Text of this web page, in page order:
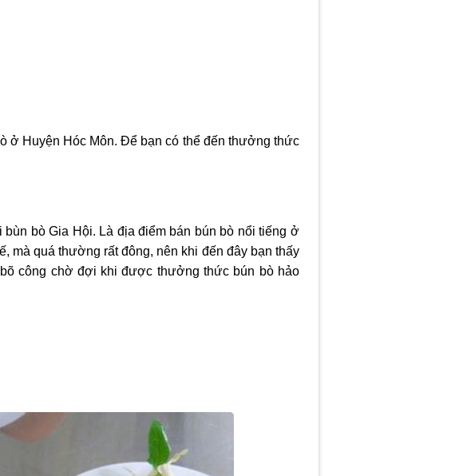
ở Huyện Hóc Môn. Để bạn có thể đến thưởng thức
bò Gia Hội. Là địa điểm bán bún bò nổi tiếng ở
mà quá thường rất đông, nên khi đến đây bạn thấy
công chờ đợi khi được thưởng thức bún bò hảo